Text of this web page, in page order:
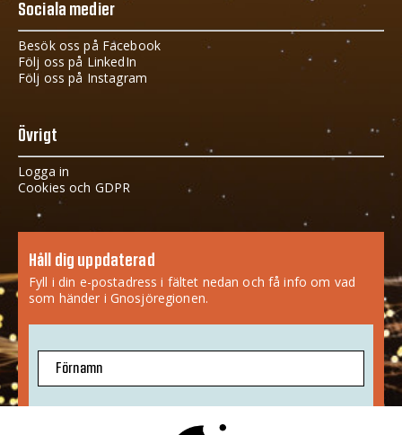
Sociala medier
Besök oss på Facebook
Följ oss på LinkedIn
Följ oss på Instagram
Övrigt
Logga in
Cookies och GDPR
Håll dig uppdaterad
Fyll i din e-postadress i fältet nedan och få info om vad
som händer i Gnosjöregionen.
Förnamn